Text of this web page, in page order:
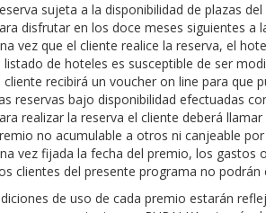
sujeta a la disponibilidad de plazas
disfrutar en los doce meses siguientes a
vez que el cliente realice la reserva, el
listado de hoteles es susceptible de ser
cliente recibirá un voucher on line para que
reservas bajo disponibilidad efectuadas
realizar la reserva el cliente deberá
no acumulable a otros ni canjeable
vez fijada la fecha del premio, los
clientes del presente programa no
de uso de cada premio estarán